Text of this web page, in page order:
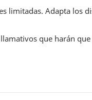
limitadas. Adapta los
que harán